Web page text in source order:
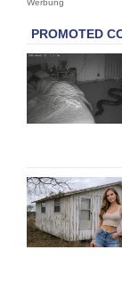
Werbung